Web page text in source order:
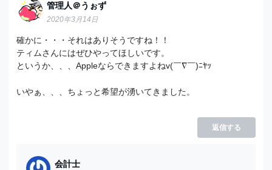
管理人＠うぉず
2020年3月14日
確かに・・・それはありそうですね！！
ティムさんにはぜひやってほしいです。
というか、、、Appleならできますよねv(￣∇￣)ﾆﾔｯ
いやぁ、、、ちょっと希望が湧いてきました。
返信する
会計士